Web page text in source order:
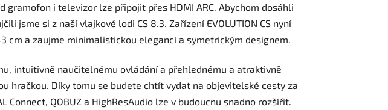
i televizor lze připojit přes HDMI ARC. Abychom dosáhli
si z naší vlajkové lodi CS 8.3. Zařízení EVOLUTION CS nyní
cm a zaujme minimalistickou elegancí a symetrickým designem.
intuitivně naučitelnému ovládání a přehlednému a atraktivně
hračkou. Díky tomu se budete chtít vydat na objevitelské cesty za
QOBUZ a HighResAudio lze v budoucnu snadno rozšířit.